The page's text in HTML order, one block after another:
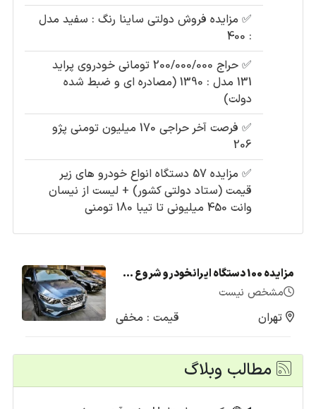
✅ مزایده فروش دولتی ساینا رنگ : سفید مدل
: 400
✅
حراج 200/000/000 تومانی خودروی پراید
131 مدل : 1390 (مصادره ای و ضبط شده
دولت)
✅
فرصت آخر حراجی 170 میلیون تومنی پژو
206
✅
مزایده 57 دستگاه انواع خودرو های زیر
قیمت (ستاد دولتی کشور) + لیست از نیسان
وانت 450 میلیونی تا تیبا 180 تومنی
مزایده 100 دستگاه ایرانخودرو شروع شد + لیست قیمت (تیر1405)
مشخص نیست
تهران قیمت : مخفی
مطالب وبلاگ